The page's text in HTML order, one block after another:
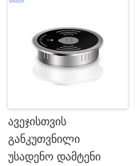
ავეჯისთვის
განკუთვნილი
უსადენო დამტენი